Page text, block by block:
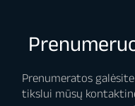
Prenumeratos
tikslui mūsų